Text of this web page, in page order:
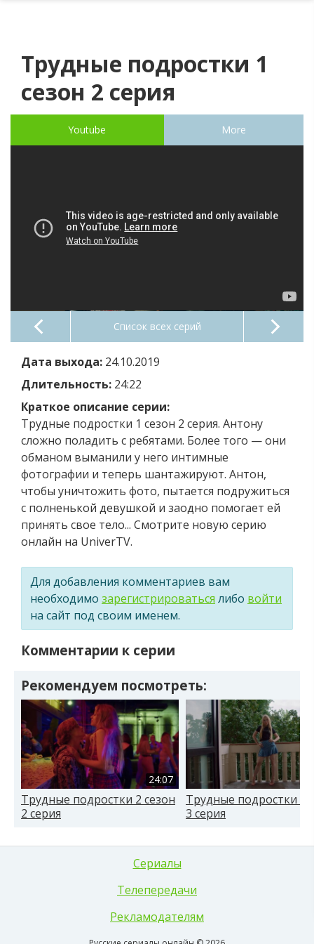
Трудные подростки 1
сезон 2 серия
Youtube More
Список всех серий
Дата выхода: 24.10.2019
Длительность: 24:22
Краткое описание серии:
Трудные подростки 1 сезон 2 серия. Антону
сложно поладить с ребятами. Более того — они
обманом выманили у него интимные
фотографии и теперь шантажируют. Антон,
чтобы уничтожить фото, пытается подружиться
с полненькой девушкой и заодно помогает ей
принять свое тело... Смотрите новую серию
онлайн на UniverTV.
Для добавления комментариев вам
необходимо зарегистрироваться либо войти
на сайт под своим именем.
Комментарии к серии
Рекомендуем посмотреть:
24:07
Трудные подростки 2 сезон
2 серия
Трудные подростки 2
3 серия
Сериалы
Телепередачи
Рекламодателям